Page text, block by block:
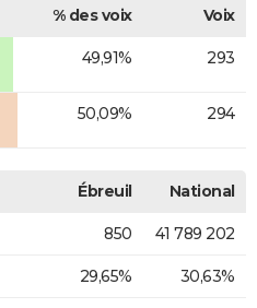
% des voix
Voix
49,91% 293
50,09% 294
Ébreuil National
850 41 789 202
29,65% 30,63%